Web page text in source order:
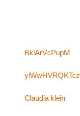
BklArVcPupM
ylWwHVRQKTcz
Claudia klein